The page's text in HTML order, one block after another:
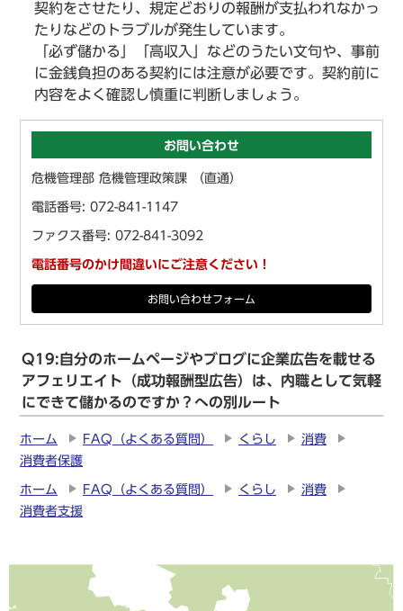
契約をさせたり、規定どおりの報酬が支払われなかっ
たりなどのトラブルが発生しています。
「必ず儲かる」「高収入」などのうたい文句や、事前
に金銭負担のある契約には注意が必要です。契約前に
内容をよく確認し慎重に判断しましょう。
お問い合わせ
危機管理部 危機管理政策課 （直通）
電話番号: 072-841-1147
ファクス番号: 072-841-3092
電話番号のかけ間違いにご注意ください！
お問い合わせフォーム
Q19:自分のホームページやブログに企業広告を載せる
アフェリエイト（成功報酬型広告）は、内職として気軽
にできて儲かるのですか？への別ルート
ホーム FAQ（よくある質問） くらし
消費
消費者保護
ホーム FAQ（よくある質問） くらし
消費
消費者支援